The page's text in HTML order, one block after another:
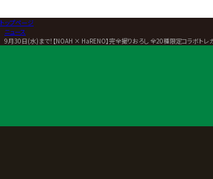
トップページ
ニュース
9月30日(水)まで！【NOAH × HaRENO】完全撮りおろし 全20種限定コラボトレ